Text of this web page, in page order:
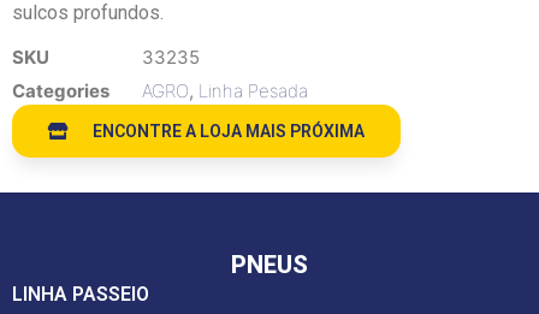
sulcos profundos.
SKU
33235
Categories
AGRO, Linha Pesada
ENCONTRE A LOJA MAIS PRÓXIMA
PNEUS
LINHA PASSEIO